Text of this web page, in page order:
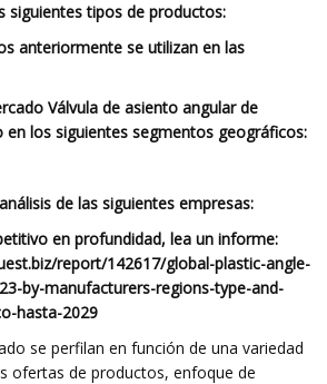
siguientes tipos de productos:
anteriormente se utilizan en las
Válvula de asiento angular de
en los siguientes segmentos geográficos:
de las siguientes empresas:
en profundidad, lea un informe:
report/142617/global-plastic-angle-
by-manufacturers-regions-type-and-
hasta-2029
se perfilan en función de una variedad
ofertas de productos, enfoque de